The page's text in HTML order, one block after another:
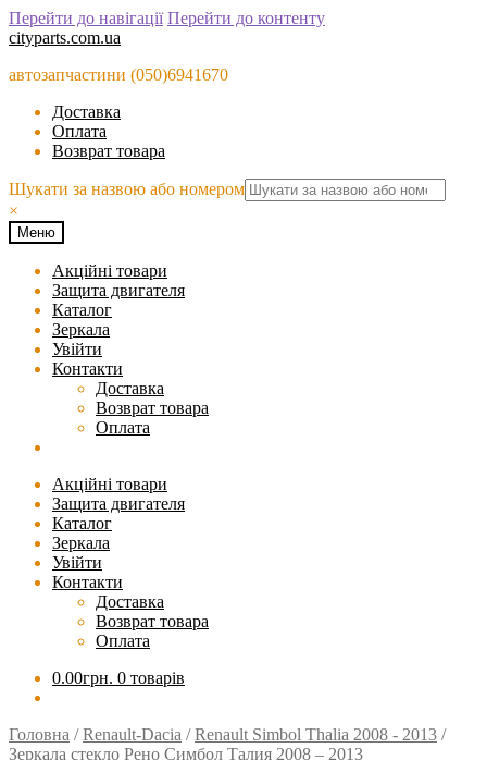
Перейти до навігації Перейти до контенту
cityparts.com.ua
автозапчастини (050)6941670
Доставка
Оплата
Возврат товара
Шукати за назвою або номером
×
Меню
Акційні товари
Защита двигателя
Каталог
Зеркала
Увійти
Контакти
Доставка
Возврат товара
Оплата
Акційні товари
Защита двигателя
Каталог
Зеркала
Увійти
Контакти
Доставка
Возврат товара
Оплата
0.00грн. 0 товарів
Головна /Renault-Dacia /Renault Simbol Thalia 2008 - 2013 /
Зеркала стекло Рено Симбол Талия 2008 – 2013